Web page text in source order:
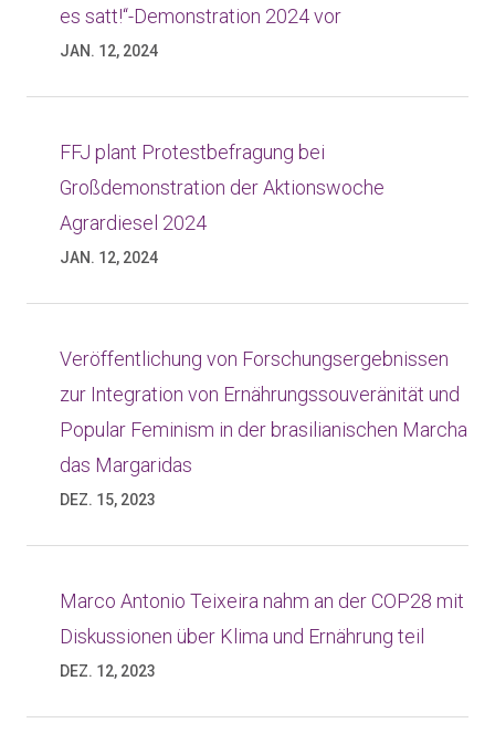
es satt!“-Demonstration 2024 vor
JAN. 12, 2024
FFJ plant Protestbefragung bei
Großdemonstration der Aktionswoche
Agrardiesel 2024
JAN. 12, 2024
Veröffentlichung von Forschungsergebnissen
zur Integration von Ernährungssouveränität und
Popular Feminism in der brasilianischen Marcha
das Margaridas
DEZ. 15, 2023
Marco Antonio Teixeira nahm an der COP28 mit
Diskussionen über Klima und Ernährung teil
DEZ. 12, 2023